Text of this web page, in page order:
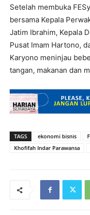
Setelah membuka
bersama Kepala
Jatim Ibrahim, Kepala
Pusat Imam Hartono,
Karyono meninjau
tangan, makanan dan
TAGS ekonomi bisnis
Khofifah Indar Parawansa